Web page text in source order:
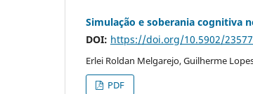
Simulação e soberania cognitiva
DOI: https://doi.org/10.5902/
Erlei Roldan Melgarejo, Guilherme
PDF